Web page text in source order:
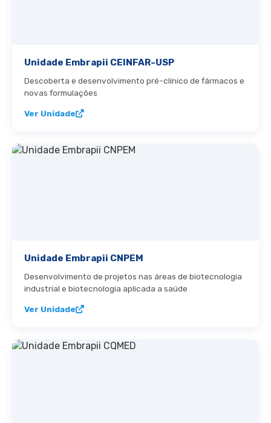
Unidade Embrapii CEINFAR-USP
Descoberta e desenvolvimento pré-clínico de fármacos e
novas formulações
Ver Unidade
Unidade Embrapii CNPEM
Desenvolvimento de projetos nas áreas de biotecnologia
industrial e biotecnologia aplicada a saúde
Ver Unidade